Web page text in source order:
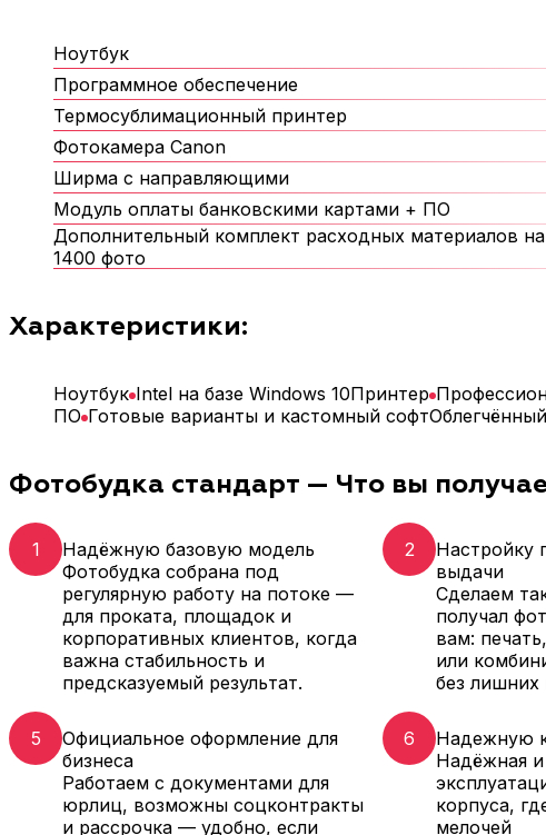
Ноутбук
Программное обеспечение
Термосублимационный принтер
Фотокамера Canon
Ширма с направляющими
Модуль оплаты банковскими картами + ПО
Дополнительный комплект расходных материалов на
1400 фото
Характеристики:
Ноутбук Intel на базе Windows 10Принтер
ПО Готовые варианты и кастомный софт
Фотобудка стандарт — Что вы
1
Надёжную базовую модель
Фотобудка собрана под
регулярную работу на потоке —
для проката, площадок и
корпоративных клиентов, когда
важна стабильность и
предсказуемый результат.
2
Настройку
выдачи
Сделаем
получал
вам:
или
без лишних
5
Официальное оформление для
бизнеса
Работаем с документами для
юрлиц, возможны соцконтракты
и рассрочка — удобно, если
6
Надежную
Надёжная и
корпуса,
мелочей